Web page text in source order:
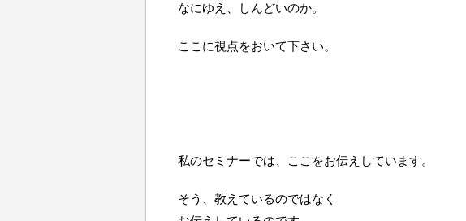
なにゆえ、しんどいのか。
ここに視点をおいて下さい。
私のセミナーでは、ここをお伝えしています。
そう、教えているのではなく